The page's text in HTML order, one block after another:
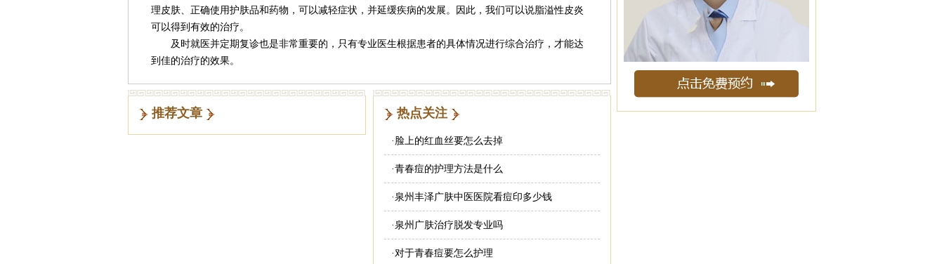
理皮肤、正确使用护肤品和药物，可以减轻症状，并延缓疾病的发展。因此，我们可以说脂溢性皮炎
可以得到有效的治疗。
及时就医并定期复诊也是非常重要的，只有专业医生根据患者的具体情况进行综合治疗，才能达
到佳的治疗的效果。
推荐文章 热点关注
· 脸上的红血丝要怎么去掉
·青春痘的护理方法是什么
· 泉州丰泽广肤中医医院看痘印多少钱
· 泉州广肤治疗脱发专业吗
·对于青春痘要怎么护理